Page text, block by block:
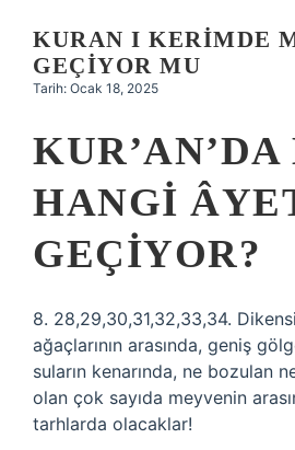
KURAN I KERIMDE
GEÇIYOR MU
Tarih: Ocak 18, 2025
HANGI
GEÇIYOR?
8. 28,29,30,31,32,33,34.
ağaçlarının arasında, geniş
suların kenarında, ne bozulan
olan çok sayıda meyvenin
tarhlarda olacaklar!